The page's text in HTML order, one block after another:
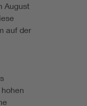
August
auf der